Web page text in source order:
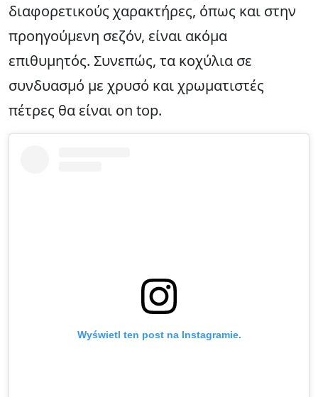
διαφορετικούς χαρακτήρες, όπως και στην
προηγούμενη σεζόν, είναι ακόμα
επιθυμητός. Συνεπώς, τα κοχύλια σε
συνδυασμό με χρυσό και χρωματιστές
πέτρες θα είναι on top.
Wyświetl ten post na Instagramie.